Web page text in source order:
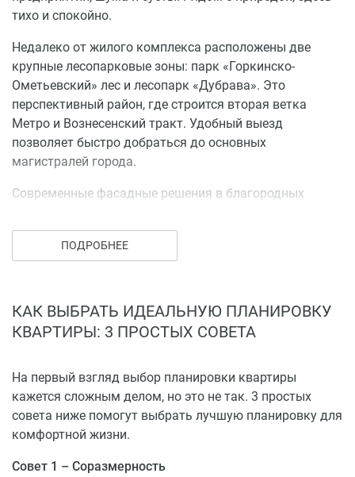
тихо и спокойно.
Недалеко от жилого комплекса расположены две
крупные лесопарковые зоны: парк «Горкинско-
Ометьевский» лес и лесопарк «Дубрава». Это
перспективный район, где строится вторая ветка
Метро и Вознесенский тракт. Удобный выезд
позволяет быстро добраться до основных
магистралей города.
Современные фасадные решения в благородных
гармонию с окружающей средой и в то же время
выделяет ЖК «Изумрудный», делая его по-настоящему
европейском стиле. Оборудованы бесшумными,
скоростными лифтами от финского производителя
в теплых тамбурах. Стеклянные входные группы
обеспечивают естественное освещение и ощущение
простора и безопасности. Колясочные расположены
на первом этаже в каждом подъезде.
Благоустройство
ПОДРОБНЕЕ
КАК ВЫБРАТЬ ИДЕАЛЬНУЮ ПЛАНИРОВКУ
КВАРТИРЫ: 3 ПРОСТЫХ СОВЕТА
На первый взгляд выбор планировки квартиры
кажется сложным делом, но это не так. 3 простых
совета ниже помогут выбрать лучшую планировку для
комфортной жизни.
Совет 1 – Соразмерность